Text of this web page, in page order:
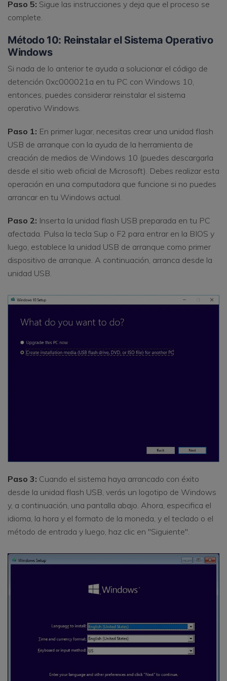
Paso 5: Sigue las instrucciones y deja que el proceso se
complete.
Método 10: Reinstalar el Sistema Operativo
Windows
Si nada de lo anterior te ayuda a solucionar el código de
detención 0xc000021a en tu PC con Windows 10,
entonces, puedes considerar reinstalar el sistema
operativo Windows.
Paso 1: En primer lugar, necesitas crear una unidad flash
USB de arranque con la ayuda de la herramienta de
creación de medios de Windows 10 (puedes descargarla
desde el sitio web oficial de Microsoft). Debes realizar esta
operación en una computadora que funcione si no puedes
arrancar en tu Windows actual.
Paso 2: Inserta la unidad flash USB preparada en tu PC
afectada. Pulsa la tecla Sup o F2 para entrar en la BIOS y
luego, establece la unidad USB de arranque como primer
dispositivo de arranque. A continuación, arranca desde la
unidad USB.
Paso 3: Cuando el sistema haya arrancado con éxito
desde la unidad flash USB, verás un logotipo de Windows
y, a continuación, una pantalla abajo. Ahora, especifica el
idioma, la hora y el formato de la moneda, y el teclado o el
método de entrada y luego, haz clic en "Siguiente".